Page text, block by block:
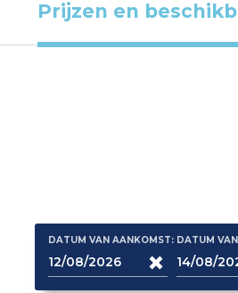
Prijzen en
DATUM VAN AANKOMST: DATUM